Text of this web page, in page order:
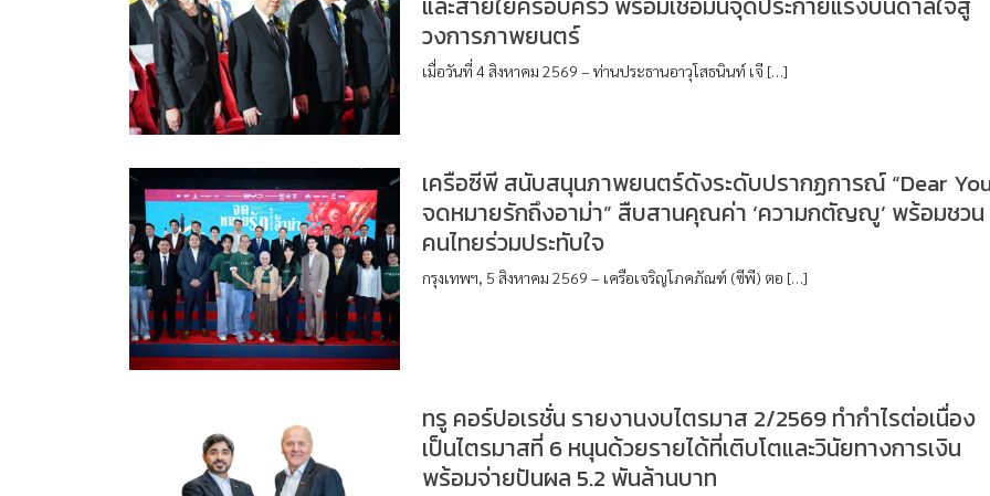
วงการภาพยนตร์
เมื่อวันที่ 4 สิงหาคม 2569 – ท่านประธานอาวุโสธนินท์ เจี […]
เครือซีพี สนับสนุนภาพยนตร์ดังระดับปรากฏการณ์ “Dear
จดหมายรักถึงอาม่า” สืบสานคุณค่า ‘ความกตัญญู’ พร้อมชวน
คนไทยร่วมประทับใจ
กรุงเทพฯ, 5 สิงหาคม 2569 – เครือเจริญโภคภัณฑ์ (ซีพี) ตอ […]
ทรู คอร์ปอเรชั่น รายงานงบไตรมาส 2/2569 ทำกำไรต่อเนื่อง
เป็นไตรมาสที่ 6 หนุนด้วยรายได้ที่เติบโตและวินัยทางการเงิน
พร้อมจ่ายปันผล 5.2 พันล้านบาท